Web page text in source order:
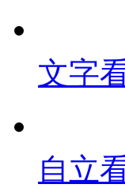
文字
自立